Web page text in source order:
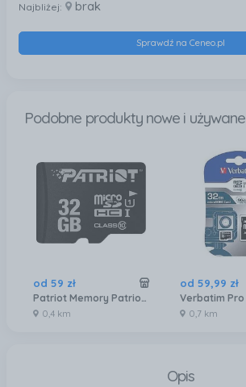
Najbliżej: brak
Sprawdź na Ceneo.pl
Podobne produkty nowe i używane
od59 zł
Patriot Memory Patriot LX Series microSDHC 32GB Class 10 UHS-I (PSF32GMDC10)
0,4 km
od 59,99 zł
0,7 km
Opis